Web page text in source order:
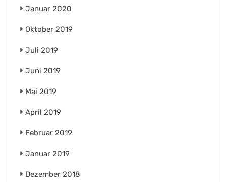
Januar 2020
Oktober 2019
Juli 2019
Juni 2019
Mai 2019
April 2019
Februar 2019
Januar 2019
Dezember 2018